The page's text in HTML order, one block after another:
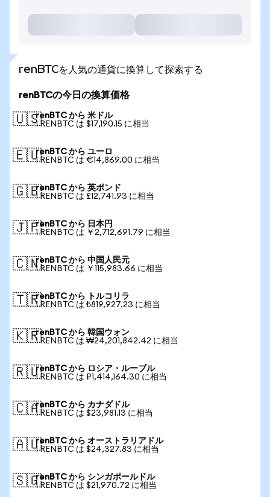
renBTCを人気の通貨に換算して探索する
renBTCの今日の換算価格
🇺🇸renBTC から 米ドル
1 RENBTC は $17,190.15 に相当
🇪🇺renBTC から ユーロ
1 RENBTC は €14,869.00 に相当
🇬🇧renBTC から 英ポンド
1 RENBTC は £12,741.93 に相当
🇯🇵renBTC から 日本円
1 RENBTC は ￥2,712,691.79 に相当
🇨🇳renBTC から 中国人民元
1 RENBTC は ￥115,983.66 に相当
🇹🇷renBTC から トルコリラ
1 RENBTC は ₺819,927.23 に相当
🇰🇷renBTC から 韓国ウォン
1 RENBTC は ₩24,201,842.42 に相当
🇷🇺renBTC から ロシア・ルーブル
1 RENBTC は ₽1,414,164.30 に相当
🇨🇦renBTC から カナダドル
1 RENBTC は $23,981.13 に相当
🇦🇺renBTC から オーストラリアドル
1 RENBTC は $24,327.83 に相当
🇸🇬renBTC から シンガポールドル
1 RENBTC は $21,970.72 に相当